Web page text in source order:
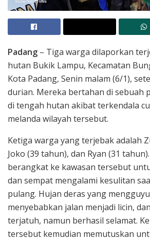
Padang – Tiga warga dilaporkan
hutan Bukik Lampu, Kecamatan
Kota Padang, Senin malam (6/1),
durian. Mereka bertahan di sebuah
di tengah hutan akibat terkendala
melanda wilayah tersebut.
Ketiga warga yang terjebak adalah
Joko (39 tahun), dan Ryan (31
berangkat ke kawasan tersebut
dan sempat mengalami kesulitan
pulang. Hujan deras yang
menyebabkan jalan menjadi licin,
terjatuh, namun berhasil selamat.
tersebut kemudian memutuskan